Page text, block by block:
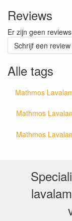
Reviews
Er zijn geen
Schrijf een review
Alle tags
Mathmos
Mathmos
Mathmos